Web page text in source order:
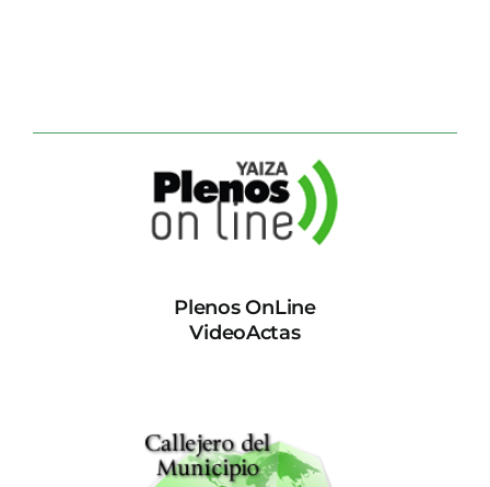
Plenos OnLine
VideoActas